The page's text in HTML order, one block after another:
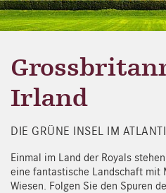
Irland
DIE GRÜNE INSEL IM
Einmal im Land der Royals
eine fantastische Landschaft mit
Wiesen. Folgen Sie den Spuren